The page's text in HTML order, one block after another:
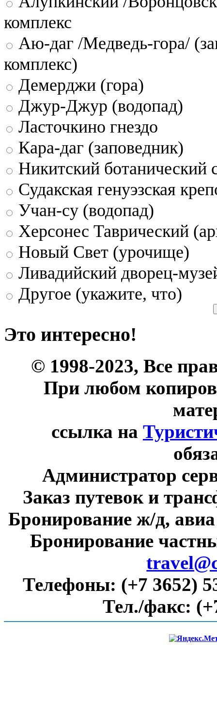
комплекс
Аю-даг /Медведь-гора/
комплекс)
Демерджи (гора)
Джур-Джур (водопад)
Ласточкино гнездо
Кара-даг (заповедник)
Никитский ботанический
Судакская генуэзская
Учан-су (водопад)
Херсонес Таврический
Новый Свет (урочище)
Ливадийский дворец-
Другое (укажите, что)
Это интересно!
© 1998-2023, Все
При любом
ссылка на
Администратор
Заказ путевок и
Бронирование ж/д,
Бронирование
Телефоны: (+7 3652)
Тел./факс: